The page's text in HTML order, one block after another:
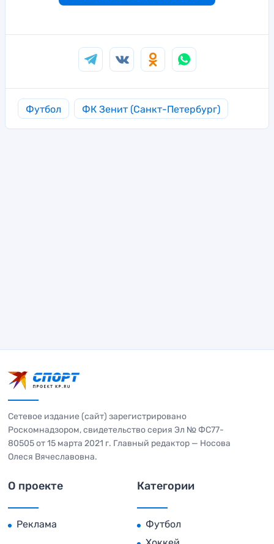
Футбол ФК Зенит (Санкт-Петербург)
Сетевое издание (сайт) зарегистрировано
Роскомнадзором, свидетельство серия Эл № ФС77-
80505 от 15 марта 2021 г. Главный редактор — Носова
Олеся Вячеславовна.
О проекте
Реклама
Категории
Футбол